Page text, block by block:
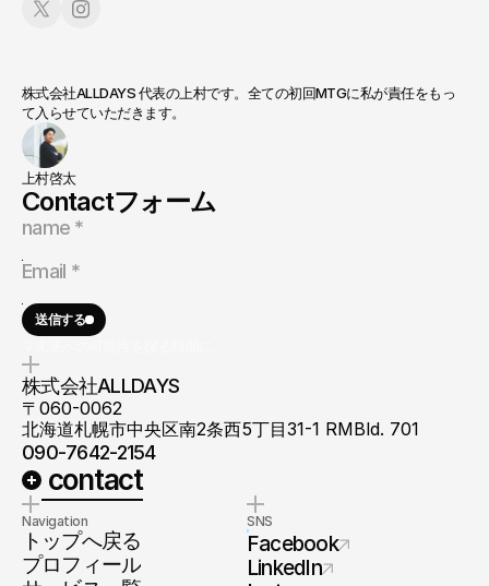
株式会社ALLDAYS 代表の上村です。全ての初回MTGに私が責任をもっ
て入らせていただきます。
上村啓太
Contactフォーム
送信する
株式会社ALLDAYS
〒060-0062
北海道札幌市中央区南2条西5丁目31-1 RMBld. 701
090-7642-2154
contact
Navigation
トップへ戻る
プロフィール
SNS
Facebook
LinkedIn